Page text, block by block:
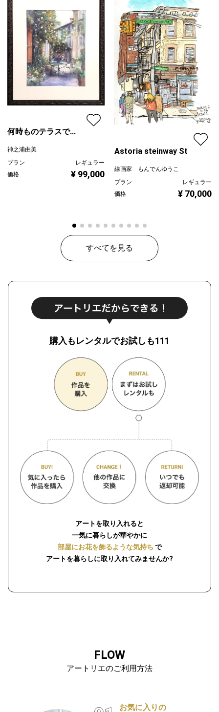
メリカ）
何時ものテラスで...
神之浦由美
プラン
レギュラー
価格
¥ 99,000
Astoria steinway St
線画家 もんでんゆうこ
プラン
レギュラー
価格
¥ 70,000
すべてを見る
購入もレンタルでお試しも111
アートを取り入れると
一気に暮らしが華やかに
部屋にお花を飾るような気持ち で
アートを暮らしに取り入れてみませんか?
FLOW
アートリエのご利用方法
お気に入りの